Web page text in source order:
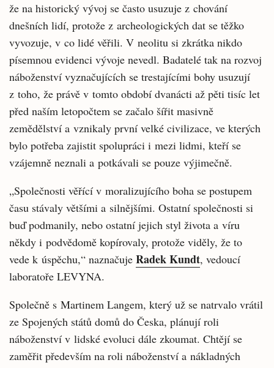
že na historický vývoj se často usuzuje z chování
dnešních lidí, protože z archeologických dat se těžko
vyvozuje, v co lidé věřili. V neolitu si zkrátka nikdo
písemnou evidenci vývoje nevedl. Badatelé tak na rozvoj
náboženství vyznačujících se trestajícími bohy usuzují
z toho, že právě v tomto období dvanácti až pěti tisíc let
před naším letopočtem se začalo šířit masivně
zemědělství a vznikaly první velké civilizace, ve kterých
bylo potřeba zajistit spolupráci i mezi lidmi, kteří se
vzájemně neznali a potkávali se pouze výjimečně.
„Společnosti věřící v moralizujícího boha se postupem
času stávaly většími a silnějšími. Ostatní společnosti si
buď podmanily, nebo ostatní jejich styl života a víru
někdy i podvědomě kopírovaly, protože viděly, že to
vede k úspěchu,“ naznačuje Radek Kundt, vedoucí
laboratoře LEVYNA.
Společně s Martinem Langem, který už se natrvalo vrátil
ze Spojených států domů do Česka, plánují roli
náboženství v lidské evoluci dále zkoumat. Chtějí se
zaměřit především na roli náboženství a nákladných